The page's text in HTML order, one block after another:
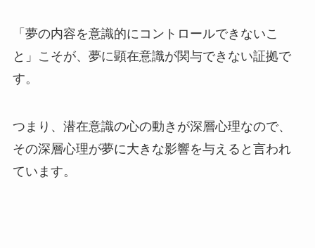
「夢の内容を意識的にコントロールできないこ
と」こそが、夢に顕在意識が関与できない証拠で
す。
つまり、潜在意識の心の動きが深層心理なので、
その深層心理が夢に大きな影響を与えると言われ
ています。